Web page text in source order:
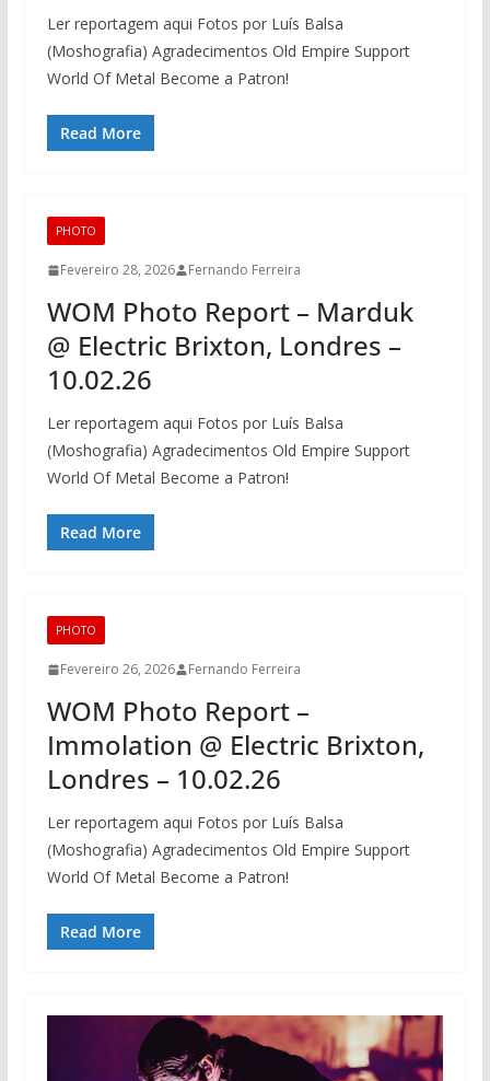
Ler reportagem aqui Fotos por Luís Balsa
(Moshografia) Agradecimentos Old Empire Support
World Of Metal Become a Patron!
Read More
PHOTO
Fevereiro 28, 2026 Fernando Ferreira
WOM Photo Report – Marduk
@ Electric Brixton, Londres –
10.02.26
Ler reportagem aqui Fotos por Luís Balsa
(Moshografia) Agradecimentos Old Empire Support
World Of Metal Become a Patron!
Read More
PHOTO
Fevereiro 26, 2026 Fernando Ferreira
WOM Photo Report –
Immolation @ Electric Brixton,
Londres – 10.02.26
Ler reportagem aqui Fotos por Luís Balsa
(Moshografia) Agradecimentos Old Empire Support
World Of Metal Become a Patron!
Read More